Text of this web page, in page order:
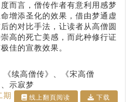
而言，僧传作者有意利用感梦
增添圣化的效果，借由梦通虚
的对比手法，让读者从高僧圆
高的死亡美感，而此种修行证
佳的宣教效果。
《续高僧传》、《宋高僧
示寂梦
期
线上翻⾴阅读 下载